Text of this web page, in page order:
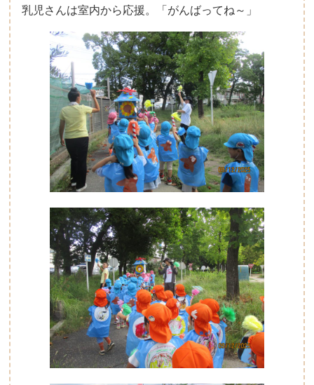
乳児さんは室内から応援。「がんばってね～」